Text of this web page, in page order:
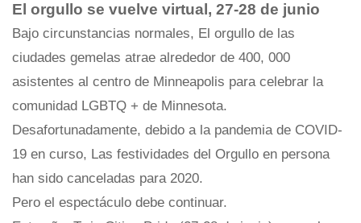
El orgullo se vuelve virtual, 27-28 de junio
Bajo circunstancias normales, El orgullo de las
ciudades gemelas atrae alrededor de 400, 000
asistentes al centro de Minneapolis para celebrar la
comunidad LGBTQ + de Minnesota.
Desafortunadamente, debido a la pandemia de COVID-
19 en curso, Las festividades del Orgullo en persona
han sido canceladas para 2020.
Pero el espectáculo debe continuar.